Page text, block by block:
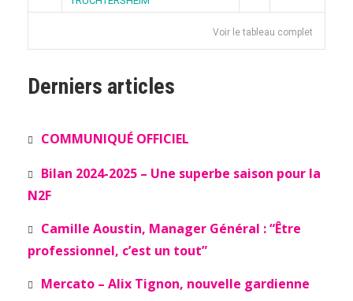
Voir le tableau complet
Derniers articles
COMMUNIQUÉ OFFICIEL
Bilan 2024-2025 – Une superbe saison pour la
N2F
Camille Aoustin, Manager Général : “Être
professionnel, c’est un tout”
Mercato – Alix Tignon, nouvelle gardienne